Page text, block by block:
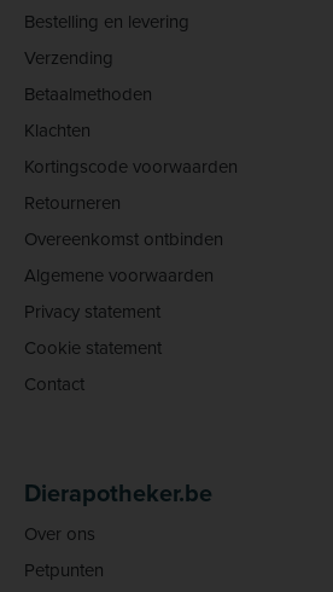
Bestelling en levering
Verzending
Betaalmethoden
Klachten
Kortingscode voorwaarden
Retourneren
Overeenkomst ontbinden
Algemene voorwaarden
Privacy statement
Cookie statement
Contact
Dierapotheker.be
Over ons
Petpunten